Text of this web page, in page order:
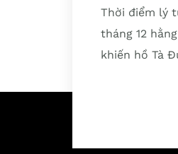
Thời điểm lý
tháng 12
khiến hồ Tà